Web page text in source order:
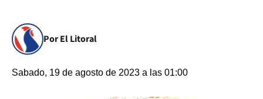
Por El Litoral
Sabado, 19 de agosto de 2023 a las 01:00